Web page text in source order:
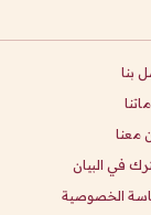
بنا
معنا
في البيان
الخصوصية